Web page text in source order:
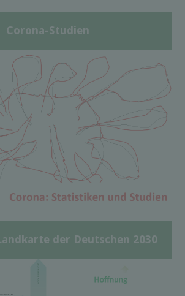
Corona-Studien
der Deutschen 2030